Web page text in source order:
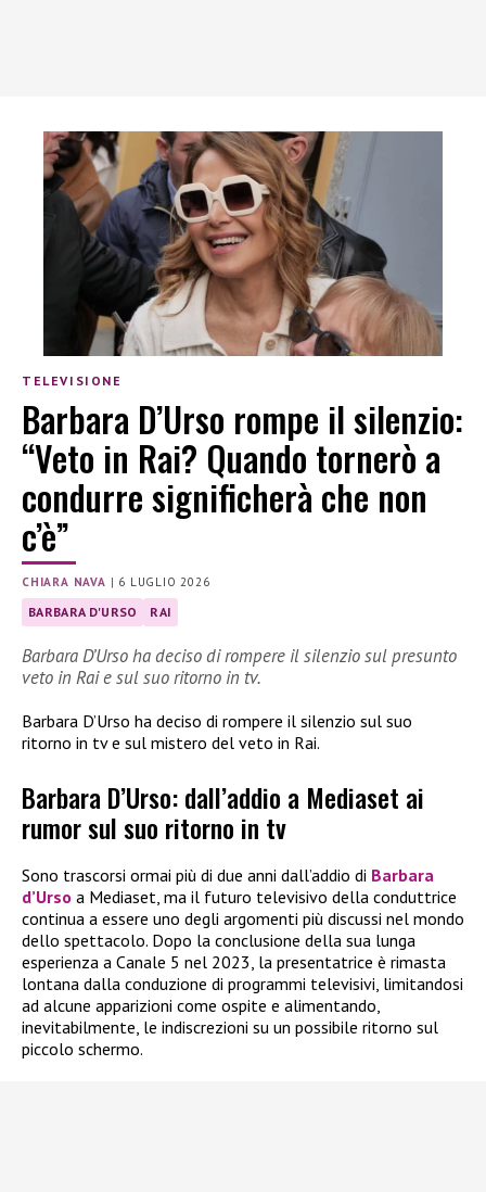
TELEVISIONE
Barbara D’Urso rompe il silenzio:
“Veto in Rai? Quando tornerò a
condurre significherà che non
c’è”
CHIARA NAVA | 6 LUGLIO 2026
BARBARA D'URSO RAI
Barbara D’Urso ha deciso di rompere il silenzio sul presunto
veto in Rai e sul suo ritorno in tv.
Barbara D’Urso ha deciso di rompere il silenzio sul suo
ritorno in tv e sul mistero del veto in Rai.
Barbara D’Urso: dall’addio a Mediaset ai
rumor sul suo ritorno in tv
Sono trascorsi ormai più di due anni dall’addio di Barbara
d’Urso a Mediaset, ma il futuro televisivo della conduttrice
continua a essere uno degli argomenti più discussi nel mondo
dello spettacolo. Dopo la conclusione della sua lunga
esperienza a Canale 5 nel 2023, la presentatrice è rimasta
lontana dalla conduzione di programmi televisivi, limitandosi
ad alcune apparizioni come ospite e alimentando,
inevitabilmente, le indiscrezioni su un possibile ritorno sul
piccolo schermo.